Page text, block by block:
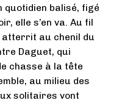
quotidien balisé, figé
elle s’en va. Au fil
atterrit au chenil du
Daguet, qui
chasse à la tête
au milieu des
solitaires vont